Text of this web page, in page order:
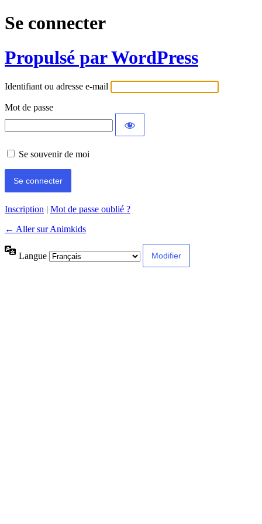
Se connecter
Propulsé par WordPress
Identifiant ou adresse e-mail
Mot de passe
Se souvenir de moi
Inscription | Mot de passe oublié ?
← Aller sur Animkids
Langue